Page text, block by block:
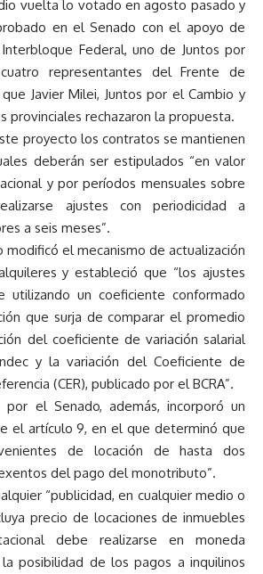
vuelta lo votado en agosto pasado y
en el Senado con el apoyo de
Federal, uno de Juntos por
representantes del Frente de
Javier Milei, Juntos por el Cambio y
provinciales rechazaron la propuesta.
proyecto los contratos se mantienen
deberán ser estipulados “en valor
y por períodos mensuales sobre
ajustes con periodicidad a
a seis meses”.
modificó el mecanismo de actualización
y estableció que “los ajustes
utilizando un coeficiente conformado
que surja de comparar el promedio
del coeficiente de variación salarial
y la variación del Coeficiente de
(CER), publicado por el BCRA”.
el Senado, además, incorporó un
el artículo 9, en el que determinó que
de locación de hasta dos
del pago del monotributo”.
“publicidad, en cualquier medio o
precio de locaciones de inmuebles
debe realizarse en moneda
la posibilidad de los pagos a inquilinos